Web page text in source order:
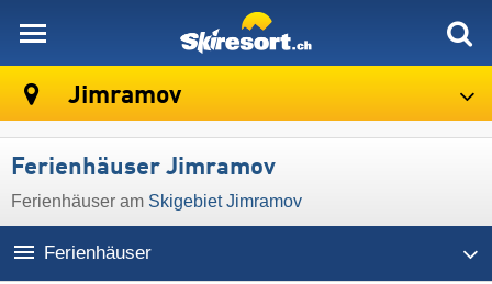
Jimramov
Ferienhäuser Jimramov
Ferienhäuser am Skigebiet Jimramov
Ferienhäuser